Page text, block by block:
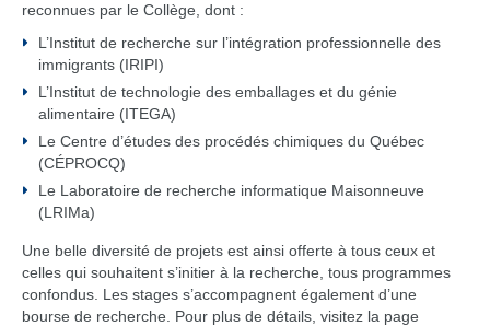
reconnues par le Collège, dont :
L’Institut de recherche sur l’intégration professionnelle des
immigrants (IRIPI)
L’Institut de technologie des emballages et du génie
alimentaire (ITEGA)
Le Centre d’études des procédés chimiques du Québec
(CÉPROCQ)
Le Laboratoire de recherche informatique Maisonneuve
(LRIMa)
Une belle diversité de projets est ainsi offerte à tous ceux et
celles qui souhaitent s’initier à la recherche, tous programmes
confondus. Les stages s’accompagnent également d’une
bourse de recherche. Pour plus de détails, visitez la page